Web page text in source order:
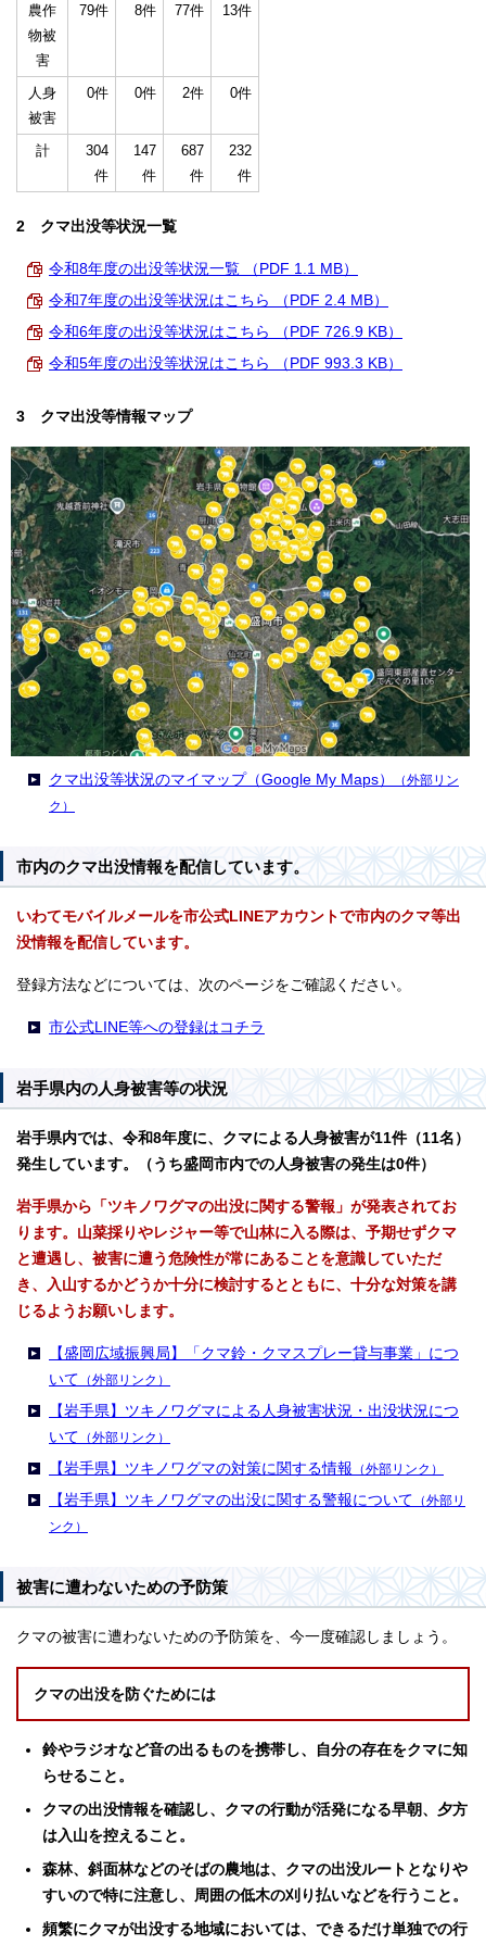
農作
物被
害
79件 8件 77件 13件
人身
被害
0件 0件 2件 0件
計
304
件
147
件
687
件
232
件
2 クマ出没等状況一覧
令和8年度の出没等状況一覧 （PDF 1.1 MB）
令和7年度の出没等状況はこちら （PDF 2.4 MB）
令和6年度の出没等状況はこちら （PDF 726.9 KB）
令和5年度の出没等状況はこちら （PDF 993.3 KB）
3 クマ出没等情報マップ
クマ出没等状況のマイマップ（Google My Maps）
（外部リン
ク）
市内のクマ出没情報を配信しています。
いわてモバイルメールを市公式LINEアカウントで市内のクマ等出
没情報を配信しています。
登録方法などについては、次のページをご確認ください。
市公式LINE等への登録はコチラ
岩手県内の人身被害等の状況
岩手県内では、令和8年度に、クマによる人身被害が11件（11名）
発生しています。（うち盛岡市内での人身被害の発生は0件）
岩手県から「ツキノワグマの出没に関する警報」が発表されてお
ります。山菜採りやレジャー等で山林に入る際は、予期せずクマ
と遭遇し、被害に遭う危険性が常にあることを意識していただ
き、入山するかどうか十分に検討するとともに、十分な対策を講
じるようお願いします。
【盛岡広域振興局】「クマ鈴・クマスプレー貸与事業」につ
いて （外部リンク）
【岩手県】ツキノワグマによる人身被害状況・出没状況につ
いて （外部リンク）
【岩手県】ツキノワグマの対策に関する情報 （外部リンク）
【岩手県】ツキノワグマの出没に関する警報について （外部リ
ンク）
被害に遭わないための予防策
クマの被害に遭わないための予防策を、今一度確認しましょう。
クマの出没を防ぐためには
鈴やラジオなど音の出るものを携帯し、自分の存在をクマに知
らせること。
クマの出没情報を確認し、クマの行動が活発になる早朝、夕方
は入山を控えること。
森林、斜面林などのそばの農地は、クマの出没ルートとなりや
すいので特に注意し、周囲の低木の刈り払いなどを行うこと。
頻繁にクマが出没する地域においては、できるだけ単独での行